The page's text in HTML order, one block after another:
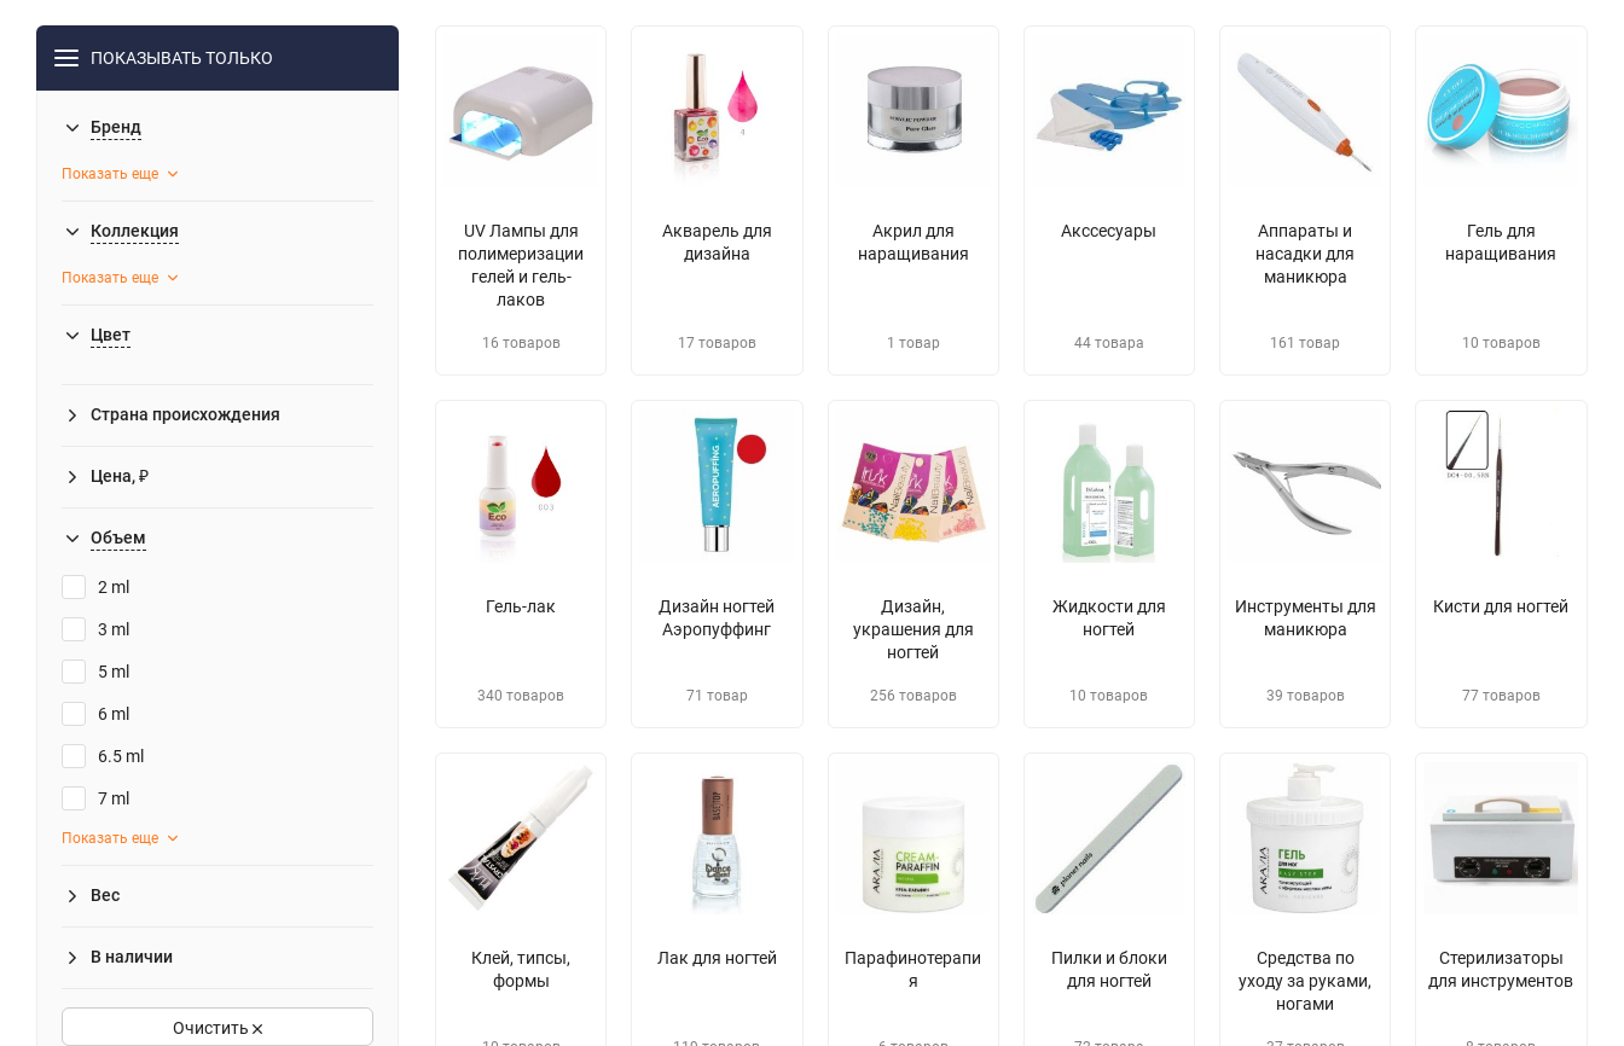
ПОКАЗЫВАТЬ ТОЛЬКО
Бренд
Показать еще
Коллекция
Показать еще
Цвет
Страна происхождения
Цена, ₽
Объем
2 ml
3 ml
5 ml
6 ml
6.5 ml
7 ml
Показать еще
Вес
В наличии
Очистить
UV Лампы для
полимеризации
гелей и гель-
лаков
16 товаров
Акварель для
дизайна
17 товаров
Акрил для
наращивания
1 товар
Акссесуары
44 товара
Аппараты и
насадки для
маникюра
161 товар
Гель для
наращивания
10 товаров
Гель-лак
340 товаров
Дизайн ногтей
Аэропуффинг
71 товар
Дизайн,
украшения для
ногтей
256 товаров
​Жидкости для
ногтей
10 товаров
​Инструменты для
маникюра
39 товаров
​Кисти для ногтей
77 товаров
Клей, типсы,
формы
Лак для ногтей
Парафинотерапи
я
​Пилки и блоки
для ногтей
Средства по
уходу за руками,
ногами
Стерилизаторы
для инструментов